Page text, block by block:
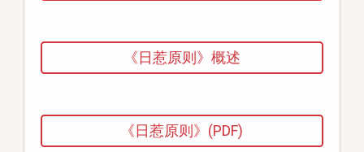
《日惹原则》概述
《日惹原则》(PDF)